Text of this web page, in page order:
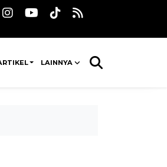
LAINNYA